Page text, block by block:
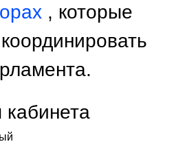
, которые